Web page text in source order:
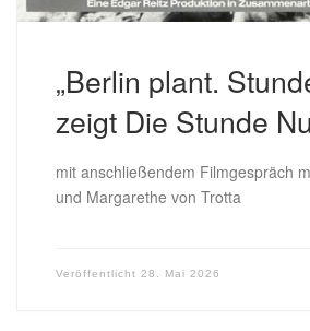
„Berlin plant.
zeigt Die Stunde
mit anschließendem Filmgespräch
und Margarethe von Trotta
Veröffentlicht 28. Mai 2026